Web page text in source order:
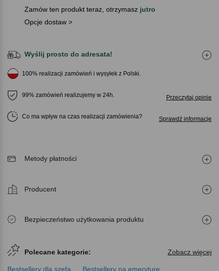
Zamów ten produkt teraz, otrzymasz jutro
Opcje dostaw >
Wyślij prosto do adresata!
100% realizacji zamówień i wysyłek z Polski.
99% zamówień realizujemy w 24h. Przeczytaj opinie
Co ma wpływ na czas realizacji zamówienia Sprawdź informacje
Metody płatności
Producent
Bezpieczeństwo użytkowania produktu
Polecane kategorie: Zobacz więcej
Bestsellery dla szefa
Bestsellery na emeryturę